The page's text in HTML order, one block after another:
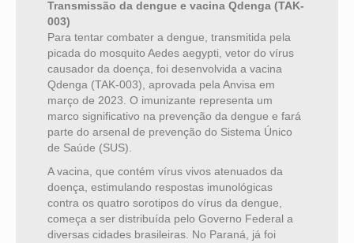
Transmissão da dengue e vacina Qdenga (TAK-
003)
Para tentar combater a dengue, transmitida pela
picada do mosquito Aedes aegypti, vetor do vírus
causador da doença, foi desenvolvida a vacina
Qdenga (TAK-003), aprovada pela Anvisa em
março de 2023. O imunizante representa um
marco significativo na prevenção da dengue e fará
parte do arsenal de prevenção do Sistema Único
de Saúde (SUS).
A vacina, que contém vírus vivos atenuados da
doença, estimulando respostas imunológicas
contra os quatro sorotipos do vírus da dengue,
começa a ser distribuída pelo Governo Federal a
diversas cidades brasileiras. No Paraná, já foi